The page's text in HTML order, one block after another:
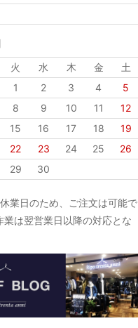
火 水 木 金
土
1
2 3 4
5
8 9 10 11
12
15 16 17 18
19
22 23 24 25
26
29 30
業日のため、ご注文は可能で
業は翌営業日以降の対応とな